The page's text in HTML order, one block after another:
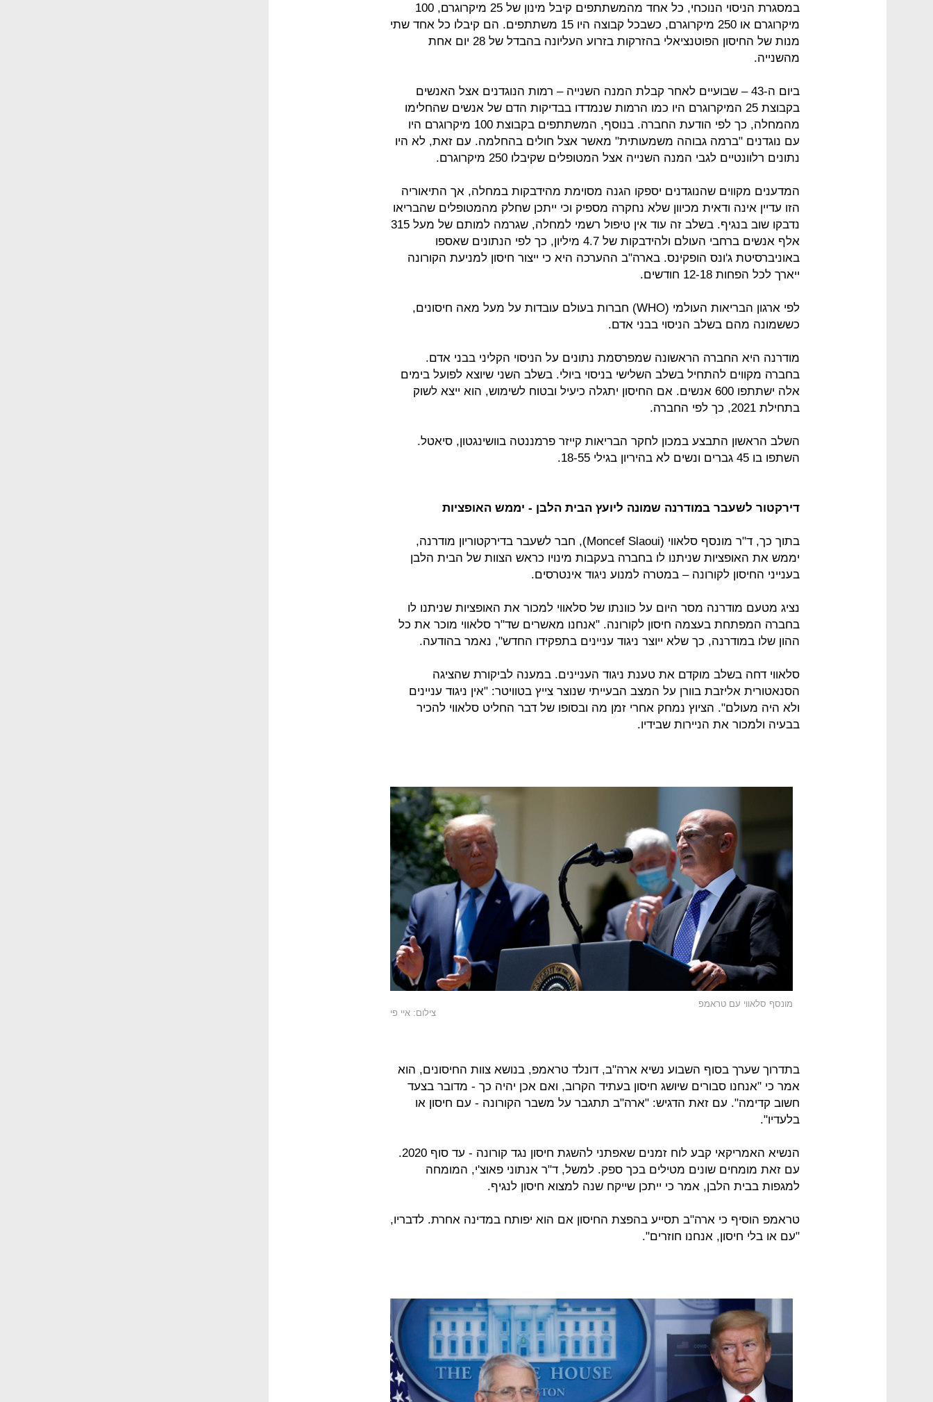
במסגרת הניסוי הנוכחי, כל אחד מהמשתתפים קיבל מינון של 25 מיקרוגרם, 100
מיקרוגרם או 250 מיקרוגרם, כשבכל קבוצה היו 15 משתתפים. הם קיבלו כל אחד שתי
מנות של החיסון הפוטנציאלי בהזרקות בזרוע העליונה בהבדל של 28 יום אחת
מהשנייה.
ביום ה-43 – שבועיים לאחר קבלת המנה השנייה – רמות הנוגדנים אצל האנשים
בקבוצת 25 המיקרוגרם היו כמו הרמות שנמדדו בבדיקות הדם של אנשים שהחלימו
מהמחלה, כך לפי הודעת החברה. בנוסף, המשתתפים בקבוצת 100 מיקרוגרם היו
עם נוגדנים "ברמה גבוהה משמעותית" מאשר אצל חולים בהחלמה. עם זאת, לא היו
נתונים רלוונטיים לגבי המנה השנייה אצל המטופלים שקיבלו 250 מיקרוגרם.
המדענים מקווים שהנוגדנים יספקו הגנה מסוימת מהידבקות במחלה, אך התיאוריה
הזו עדיין אינה ודאית מכיוון שלא נחקרה מספיק וכי ייתכן שחלק מהמטופלים שהבריאו
נדבקו שוב בנגיף. בשלב זה עוד אין טיפול רשמי למחלה, שגרמה למותם של מעל 315
אלף אנשים ברחבי העולם ולהידבקות של 4.7 מיליון, כך לפי הנתונים שאספו
באוניברסיטת ג'ונס הופקינס. בארה"ב ההערכה היא כי ייצור חיסון למניעת הקורונה
ייארך לכל הפחות 12-18 חודשים.
לפי ארגון הבריאות העולמי (WHO) חברות בעולם עובדות על מעל מאה חיסונים,
כששמונה מהם בשלב הניסוי בבני אדם.
מודרנה היא החברה הראשונה שמפרסמת נתונים על הניסוי הקליני בבני אדם.
בחברה מקווים להתחיל בשלב השלישי בניסוי ביולי. בשלב השני שיוצא לפועל בימים
אלה ישתתפו 600 אנשים. אם החיסון יתגלה כיעיל ובטוח לשימוש, הוא ייצא לשוק
בתחילת 2021, כך לפי החברה.
השלב הראשון התבצע במכון לחקר הבריאות קייזר פרמננטה בוושינגטון, סיאטל.
השתפו בו 45 גברים ונשים לא בהיריון בגילי 18-55.
דירקטור לשעבר במודרנה שמונה ליועץ הבית הלבן - יממש האופציות
בתוך כך, ד"ר מונסף סלאווי (Moncef Slaoui), חבר לשעבר בדירקטוריון מודרנה,
יממש את האופציות שניתנו לו בחברה בעקבות מינויו כראש הצוות של הבית הלבן
בענייני החיסון לקורונה – במטרה למנוע ניגוד אינטרסים.
נציג מטעם מודרנה מסר היום על כוונתו של סלאווי למכור את האופציות שניתנו לו
בחברה המפתחת בעצמה חיסון לקורונה. "אנחנו מאשרים שד"ר סלאווי מוכר את כל
ההון שלו במודרנה, כך שלא ייוצר ניגוד עניינים בתפקידו החדש", נאמר בהודעה.
סלאווי דחה בשלב מוקדם את טענת ניגוד העניינים. במענה לביקורת שהציגה
הסנאטורית אליזבת בוורן על המצב הבעייתי שנוצר צייץ בטוויטר: "אין ניגוד עניינים
ולא היה מעולם". הציוץ נמחק אחרי זמן מה ובסופו של דבר החליט סלאווי להכיר
בבעיה ולמכור את הניירות שבידיו.
מונסף סלאווי עם טראמפ
צילום: איי פי
בתדרוך שערך בסוף השבוע נשיא ארה"ב, דונלד טראמפ, בנושא צוות החיסונים, הוא
אמר כי "אנחנו סבורים שיושג חיסון בעתיד הקרוב, ואם אכן יהיה כך - מדובר בצעד
חשוב קדימה". עם זאת הדגיש: "ארה"ב תתגבר על משבר הקורונה - עם חיסון או
בלעדיו".
הנשיא האמריקאי קבע לוח זמנים שאפתני להשגת חיסון נגד קורונה - עד סוף 2020.
עם זאת מומחים שונים מטילים בכך ספק. למשל, ד"ר אנתוני פאוצ'י, המומחה
למגפות בבית הלבן, אמר כי ייתכן שייקח שנה למצוא חיסון לנגיף.
טראמפ הוסיף כי ארה"ב תסייע בהפצת החיסון אם הוא יפותח במדינה אחרת. לדבריו,
"עם או בלי חיסון, אנחנו חוזרים".